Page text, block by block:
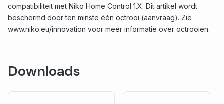
compatibiliteit met Niko Home Control 1.X. Dit artikel wordt
beschermd door ten minste één octrooi (aanvraag). Zie
www.niko.eu/innovation voor meer informatie over octrooien.
Downloads